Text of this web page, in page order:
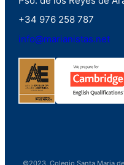
+34 976 258 787
info@marianistas.net
©2023. Colegio Santa Maria